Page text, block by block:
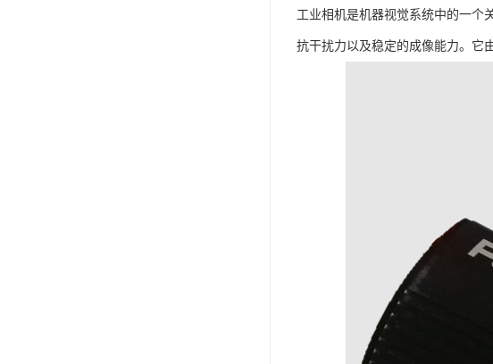
工业相机是机器视觉系统中的一个
抗干扰力以及稳定的成像能力。它